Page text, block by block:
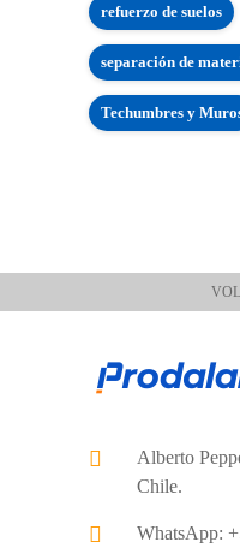
refuerzo de suelos
separación de
Techumbres y
Alberto
Chile.
WhatsApp: